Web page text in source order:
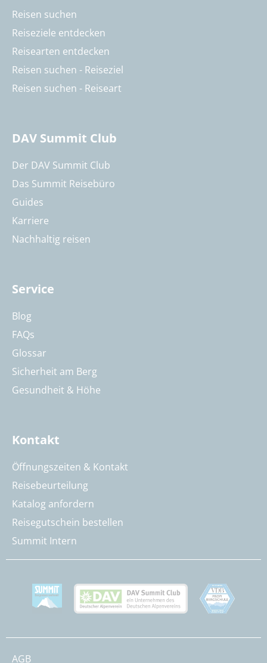
Reisen suchen
Reiseziele entdecken
Reisearten entdecken
Reisen suchen - Reiseziel
Reisen suchen - Reiseart
DAV Summit Club
Der DAV Summit Club
Das Summit Reisebüro
Guides
Karriere
Nachhaltig reisen
Service
Blog
FAQs
Glossar
Sicherheit am Berg
Gesundheit & Höhe
Kontakt
Öffnungszeiten & Kontakt
Reisebeurteilung
Katalog anfordern
Reisegutschein bestellen
Summit Intern
AGB